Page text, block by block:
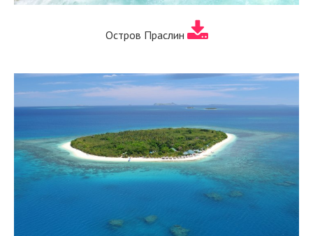
Остров Праслин